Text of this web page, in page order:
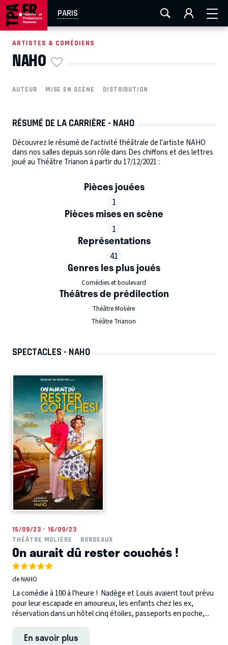
PARIS
AIX-MARSEILLE LA ROCHELLE
EN TOURNÉE
ARTISTES & COMÉDIENS
NAHO
AUTEUR MISE EN SCÈNE DISTRIBUTION
RÉSUMÉ DE LA CARRIÈRE - NAHO
Découvrez le résumé de l'activité théâtrale de l'artiste NAHO
dans nos salles depuis son rôle dans Des chiffons et des lettres
joué au Théâtre Trianon à partir du 17/12/2021 :
Pièces jouées
1
Pièces mises en scène
1
Représentations
41
Genres les plus joués
Comédies et boulevard
Théâtres de prédilection
Théâtre Molière
Théâtre Trianon
SPECTACLES - NAHO
15/09/23 - 16/09/23
THÉÂTRE MOLIÈRE
BORDEAUX
On aurait dû rester couchés !
de NAHO
La comédie à 100 à l'heure ! Nadège et Louis avaient tout prévu
pour leur escapade en amoureux, les enfants chez les ex,
réservation dans un hôtel cinq étoiles, passeports en poche,...
En savoir plus